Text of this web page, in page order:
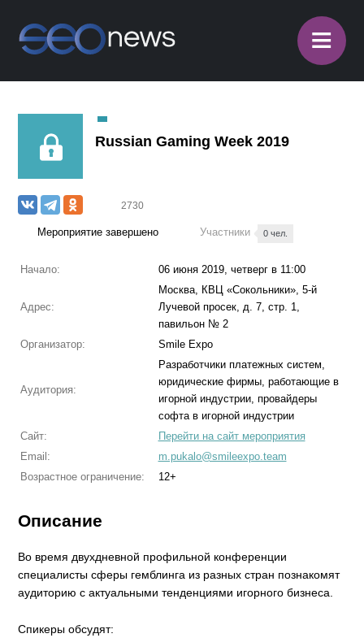
≡
Russian Gaming Week 2019
2730
Мероприятие завершено Участники 0 чел.
Начало: 06 июня 2019, четверг в 11:00
Адрес:
Москва, КВЦ «Сокольники», 5-й
Лучевой просек, д. 7, стр. 1,
павильон № 2
Организатор:
Smile Expo
Аудитория:
Разработчики платежных систем,
юридические фирмы, работающие в
игорной индустрии, провайдеры
софта в игорной индустрии
Сайт:
Перейти на сайт мероприятия
Email:
m.pukalo@smileexpo.team
Возрастное ограничение:
12+
Описание
Во время двухдневной профильной конференции
специалисты сферы гемблинга из разных стран познакомят
аудиторию с актуальными тенденциями игорного бизнеса.
Спикеры обсудят: